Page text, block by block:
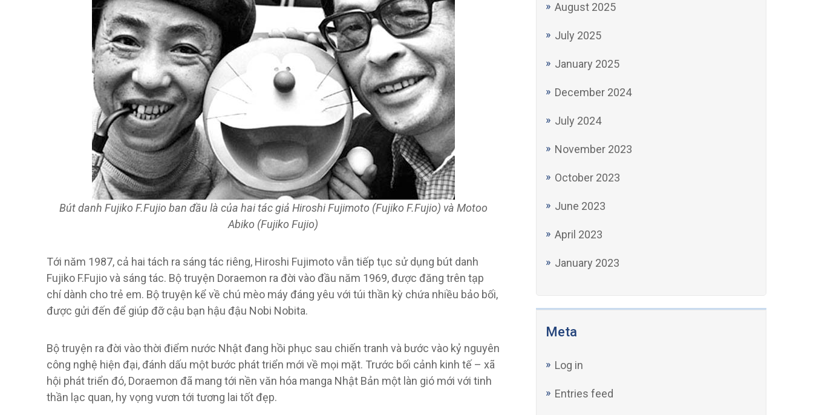
August 2025
July 2025
January 2025
December 2024
July 2024
November 2023
October 2023
June 2023
April 2023
January 2023
Meta
Log in
Entries feed
Bút danh Fujiko F.Fujio ban đầu là của hai tác giả Hiroshi Fujimoto (Fujiko F.Fujio) và Motoo
Abiko (Fujiko Fujio)
Tới năm 1987, cả hai tách ra sáng tác riêng, Hiroshi Fujimoto vẫn tiếp tục sử dụng bút danh
Fujiko F.Fujio và sáng tác. Bộ truyện Doraemon ra đời vào đầu năm 1969, được đăng trên tạp
chí dành cho trẻ em. Bộ truyện kể về chú mèo máy đáng yêu với túi thần kỳ chứa nhiều bảo bối,
được gửi đến để giúp đỡ cậu bạn hậu đậu Nobi Nobita.
Bộ truyện ra đời vào thời điểm nước Nhật đang hồi phục sau chiến tranh và bước vào kỷ nguyên
công nghệ hiện đại, đánh dấu một bước phát triển mới về mọi mặt. Trước bối cảnh kinh tế – xã
hội phát triển đó, Doraemon đã mang tới nền văn hóa manga Nhật Bản một làn gió mới với tinh
thần lạc quan, hy vọng vươn tới tương lai tốt đẹp.